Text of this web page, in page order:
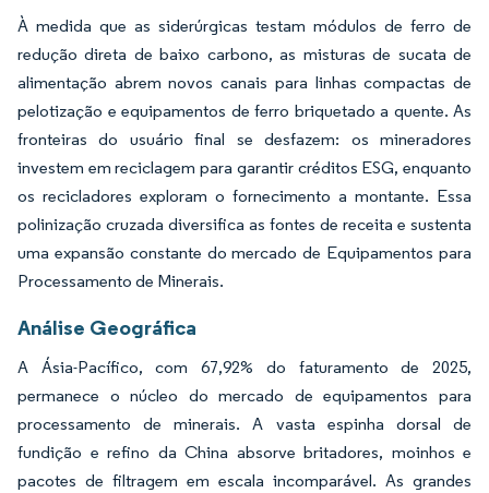
À medida que as siderúrgicas testam módulos de ferro de
redução direta de baixo carbono, as misturas de sucata de
alimentação abrem novos canais para linhas compactas de
pelotização e equipamentos de ferro briquetado a quente. As
fronteiras do usuário final se desfazem: os mineradores
investem em reciclagem para garantir créditos ESG, enquanto
os recicladores exploram o fornecimento a montante. Essa
polinização cruzada diversifica as fontes de receita e sustenta
uma expansão constante do mercado de Equipamentos para
Processamento de Minerais.
Análise Geográfica
A Ásia-Pacífico, com 67,92% do faturamento de 2025,
permanece o núcleo do mercado de equipamentos para
processamento de minerais. A vasta espinha dorsal de
fundição e refino da China absorve britadores, moinhos e
pacotes de filtragem em escala incomparável. As grandes